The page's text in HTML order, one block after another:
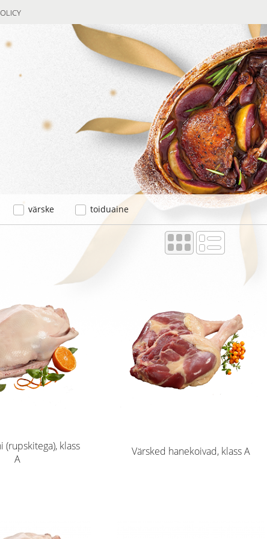
värske toiduaine
(rupskitega), klass
A
Värsked hanekoivad, klass A